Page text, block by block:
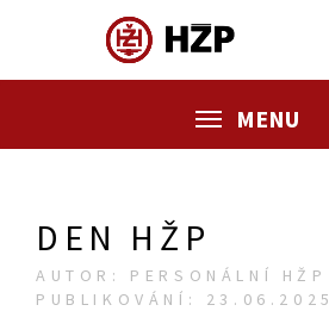
MENU
DEN HŽP
AUTOR: PERSONÁLNÍ HŽP
PUBLIKOVÁNÍ: 23.06.2025